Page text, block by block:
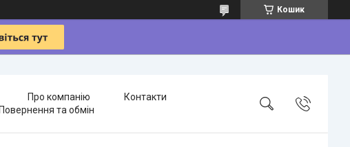
Кошик
Про компанію
Контакти
Повернення та обмін